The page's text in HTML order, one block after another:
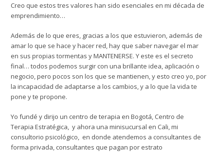
Creo que estos tres valores han sido esenciales en mi década de
emprendimiento…
Además de lo que eres, gracias a los que estuvieron, además de
amar lo que se hace y hacer red, hay que saber navegar el mar
en sus propias tormentas yMANTENERSE. Y este es el secreto
final… todos podemos surgir con una brillante idea, aplicación o
negocio, pero pocos son los que se mantienen, y esto creo yo, por
la incapacidad de adaptarse a los cambios, y a lo que la vida te
pone y te propone.
Yo fundé y dirijo un centro de terapia en Bogotá, Centro de
Terapia Estratégica, y ahora una minisucursal en Cali, mi
consultorio psicológico, en donde atendemos a consultantes de
forma privada, consultantes que pagan por estrato